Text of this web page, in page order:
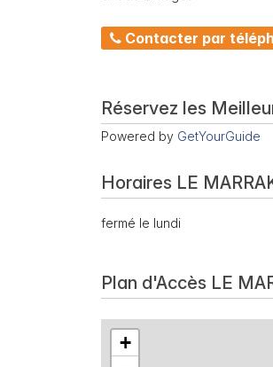
Contacter par
Réservez les
Powered by GetYourGuide
Horaires LE
fermé le lundi
Plan d'Accès LE
+